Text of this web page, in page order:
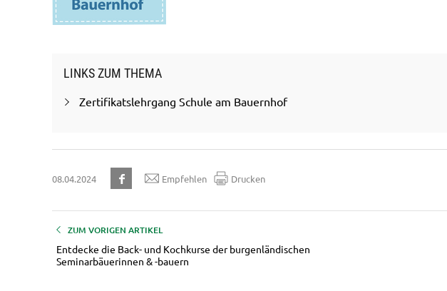
LINKS ZUM THEMA
Zertifikatslehrgang Schule am Bauernhof
08.04.2024 Empfehlen Drucken
ZUM VORIGEN ARTIKEL
Entdecke die Back- und Kochkurse der burgenländischen
Seminarbäuerinnen & -bauern